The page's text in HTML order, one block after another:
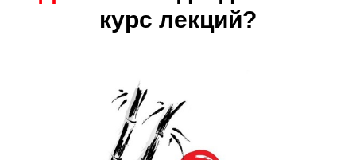
курс лекций?